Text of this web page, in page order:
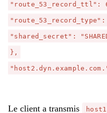
"route_53_record_ttl":
"shared_secret":
},
Le client a transmis